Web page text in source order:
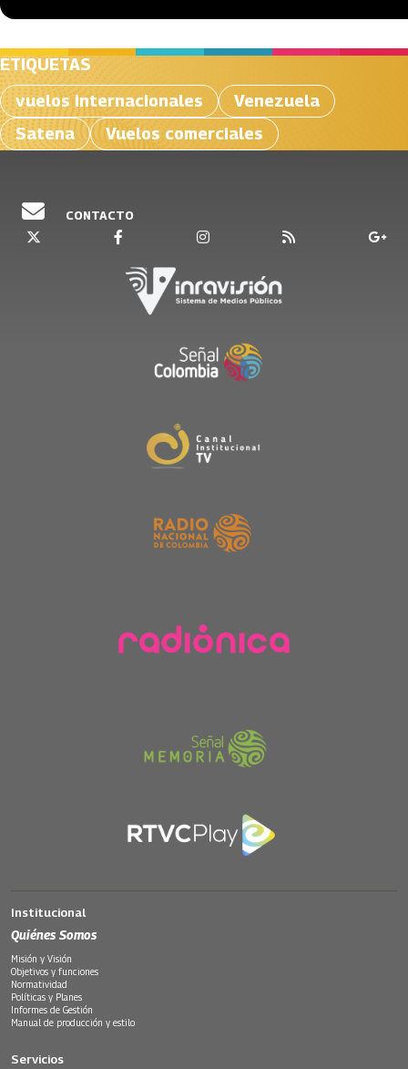
ETIQUETAS
vuelos internacionales
Venezuela
Satena
Vuelos comerciales
CONTACTO
Institucional
Quiénes Somos
Misión y Visión
Objetivos y funciones
Normatividad
Políticas y Planes
Informes de Gestión
Manual de producción y estilo
Servicios